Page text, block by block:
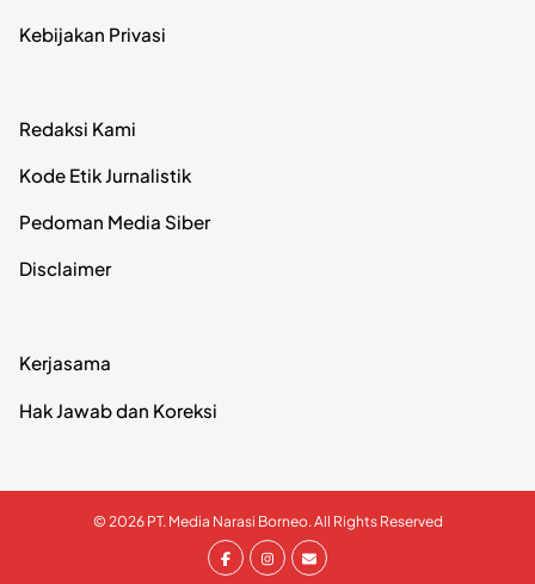
Kebijakan Privasi
Redaksi Kami
Kode Etik Jurnalistik
Pedoman Media Siber
Disclaimer
Kerjasama
Hak Jawab dan Koreksi
© 2026 PT. Media Narasi Borneo. All Rights Reserved